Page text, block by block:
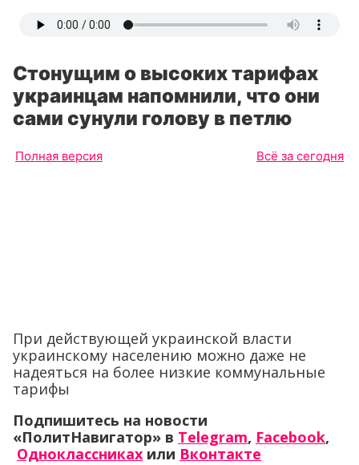
Стонущим о высоких тарифах
украинцам напомнили, что они
сами сунули голову в петлю
Полная версия Всё за сегодня
При действующей украинской власти
украинскому населению можно даже не
надеяться на более низкие коммунальные
тарифы
Подпишитесь на новости
«ПолитНавигатор» в Telegram, Facebook,
Одноклассниках или Вконтакте